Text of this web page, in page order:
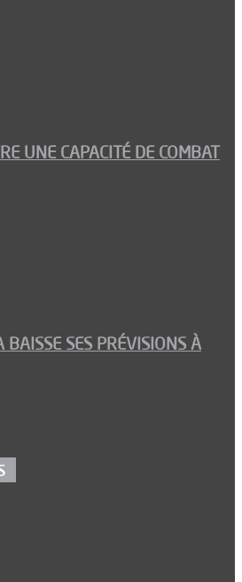
UNE CAPACITÉ DE COMBAT
SES PRÉVISIONS À